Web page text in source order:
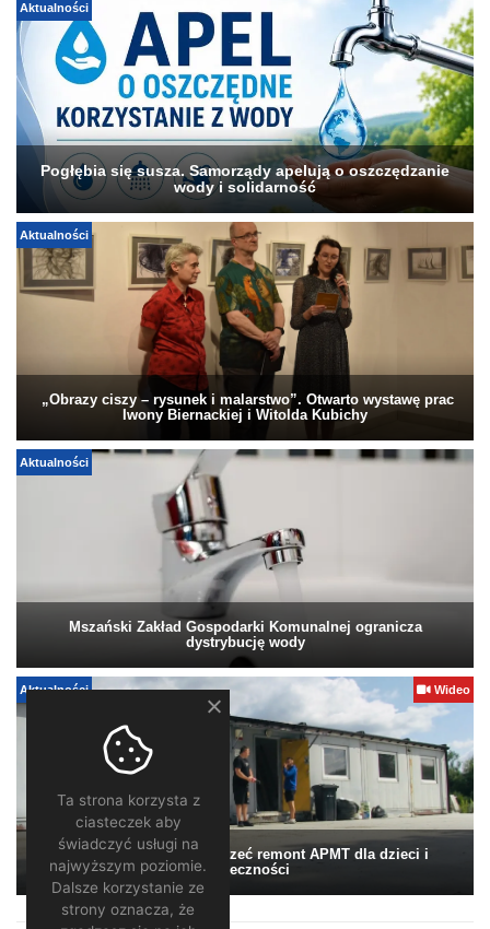
Aktualności
Pogłębia się susza. Samorządy apelują o oszczędzanie
wody i solidarność
Aktualności
„Obrazy ciszy – rysunek i malarstwo”. Otwarto wystawę prac
Iwony Biernackiej i Witolda Kubichy
Aktualności
Mszański Zakład Gospodarki Komunalnej ogranicza
dystrybucję wody
Aktualności Wideo
Pomagamy. Warto wesprzeć remont APMT dla dzieci i
społeczności
Ta strona korzysta z
ciasteczek aby
świadczyć usługi na
najwyższym poziomie.
Dalsze korzystanie ze
strony oznacza, że